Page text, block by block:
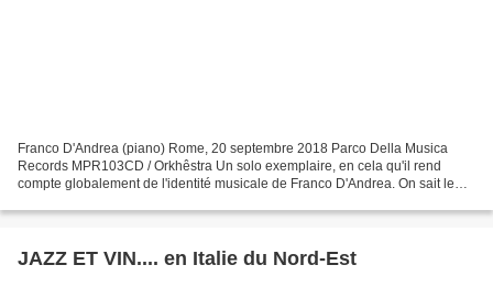
Franco D'Andrea (piano) Rome, 20 septembre 2018 Parco Della Musica
Records MPR103CD / Orkhêstra Un solo exemplaire, en cela qu'il rend
compte globalement de l'identité musicale de Franco D'Andrea. On sait le
JAZZ ET VIN.... en Italie du Nord-Est